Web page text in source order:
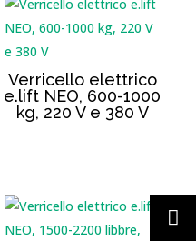
Verricello elettrico
e.lift NEO, 600-1000
kg, 220 V e 380 V